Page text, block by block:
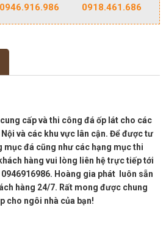
0946.916.986 0918.461.686
cấp và thi công đá ốp lát cho các
và các khu vực lân cận. Để được tư
mục đá cũng như các hạng mục thi
hàng vui lòng liên hệ trực tiếp tới
Hoàng gia phát luôn sẵn
hàng 24/7. Rất mong được chung
cho ngôi nhà của bạn!